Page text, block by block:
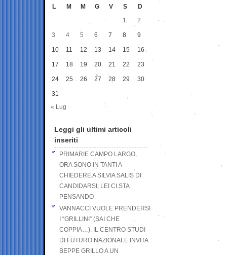
L M M G V S
D
1
2
3 4 5 6 7 8 9
10 11 12 13 14 15 16
17 18 19 20 21 22 23
24 25 26 27 28 29 30
31
« Lug
Leggi gli ultimi articoli
inseriti
PRIMARIE CAMPO LARGO,
ORA SONO IN TANTI A
CHIEDERE A SILVIA SALIS DI
CANDIDARSI: LEI CI STA
PENSANDO
VANNACCI VUOLE PRENDERSI
I “GRILLINI” (SAI CHE
COPPIA…). IL CENTRO STUDI
DI FUTURO NAZIONALE INVITA
BEPPE GRILLO A UN